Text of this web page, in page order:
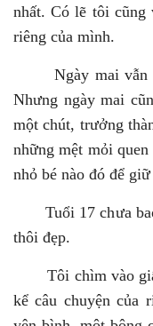
nhất. Có lẽ tôi cũng
riêng của mình.
Ngày mai vẫn
Nhưng ngày mai
một chút, trưởng
những mệt mỏi
nhỏ bé nào đó để
Tuổi 17 chưa bao
thôi đẹp.
Tôi chìm vào
kể câu chuyện của